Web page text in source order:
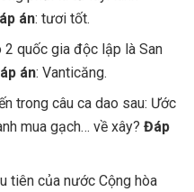
án: tươi tốt.
2 quốc gia độc lập là San
án: Vanticăng.
trong câu ca dao sau: Ước
mua gạch… về xây?Đáp
tiên của nước Cộng hòa